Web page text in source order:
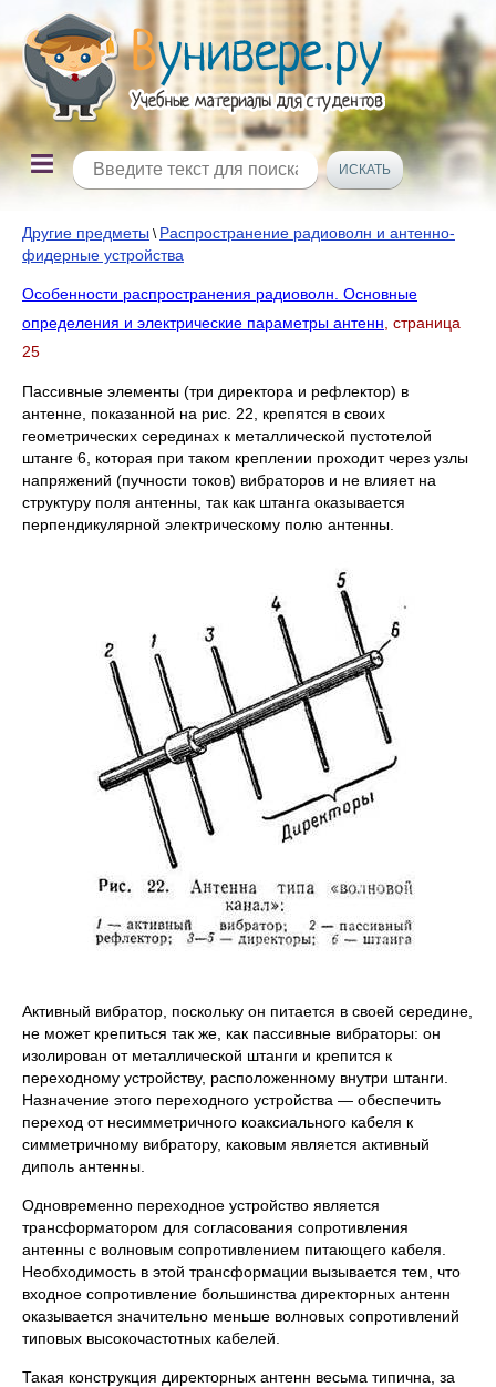
Другие предметы \ Распространение радиоволн и антенно-
фидерные устройства
Особенности распространения радиоволн. Основные
определения и электрические параметры антенн , страница
25
Пассивные элементы (три директора и рефлектор) в
антенне, показанной на рис. 22, крепятся в своих
геометрических серединах к металлической пустотелой
штанге 6, которая при таком креплении проходит через узлы
напряжений (пучности токов) вибраторов и не влияет на
структуру поля антенны, так как штанга оказывается
перпендикулярной электрическому полю антенны.
Активный вибратор, поскольку он питается в своей середине,
не может крепиться так же, как пассивные вибраторы: он
изолирован от металлической штанги и крепится к
переходному устройству, расположенному внутри штанги.
Назначение этого переходного устройства — обеспечить
переход от несимметричного коаксиального кабеля к
симметричному вибратору, каковым является активный
диполь антенны.
Одновременно переходное устройство является
трансформатором для согласования сопротивления
антенны с волновым сопротивлением питающего кабеля.
Необходимость в этой трансформации вызывается тем, что
входное сопротивление большинства директорных антенн
оказывается значительно меньше волновых сопротивлений
типовых высокочастотных кабелей.
Такая конструкция директорных антенн весьма типична, за